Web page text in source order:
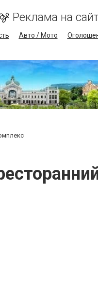
Реклама на
Авто / Мото